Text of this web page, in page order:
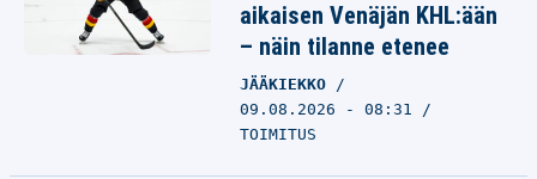
aikaisen Venäjän KHL:ään
– näin tilanne etenee
JÄÄKIEKKO
09.08.2026 - 08:31
TOIMITUS